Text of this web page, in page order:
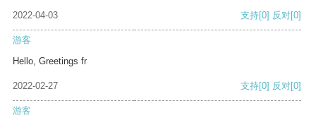
2022-04-03 支持[0] 反对[0]
游客
Hello, Greetings fr
2022-02-27 支持[0] 反对[0]
游客